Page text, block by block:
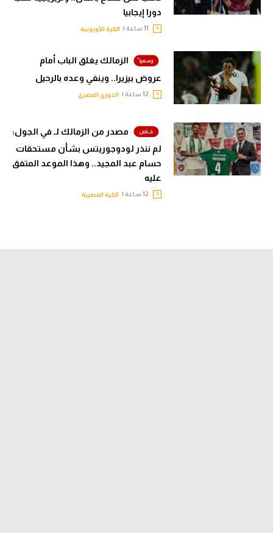
دورا إيجابيا
الكرة الأوروبية
الزمالك يغلق الباب أمام
عروض بيزيرا.. وينفي وعده بالرحيل
الدوري المصري
مصدر من الزمالك لـ في الجول:
لم ننذر لودوجوريتس بشأن مستحقات
حسام عبد المجيد.. وهذا الموعد المتفق
عليه
الكرة المصرية